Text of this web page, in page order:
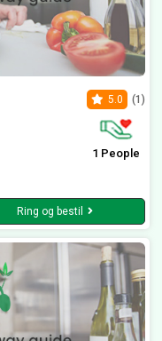
5.0 (1)
1 People
Ring og bestil